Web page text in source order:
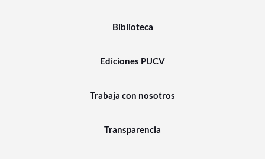
Biblioteca
Ediciones PUCV
Trabaja con nosotros
Transparencia